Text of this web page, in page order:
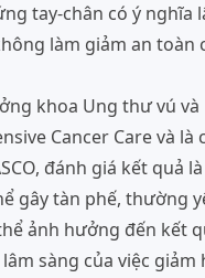
tay-chân có ý nghĩa
làm giảm an toàn
khoa Ung thư vú
Cancer Care và là
đánh giá kết quả
gây tàn phế, thường
ảnh hưởng đến kết
sàng của việc